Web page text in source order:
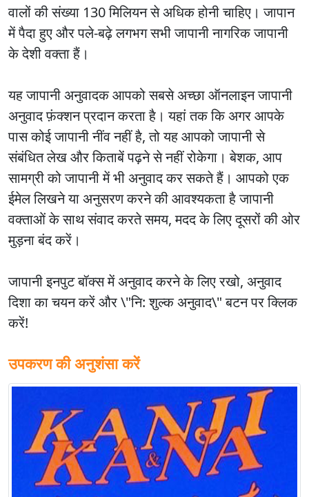
वालों की संख्या 130 मिलियन से अधिक होनी चाहिए। जापान
में पैदा हुए और पले-बढ़े लगभग सभी जापानी नागरिक जापानी
के देशी वक्ता हैं।
यहजापानी अनुवादक आपको सबसे अच्छा ऑनलाइन जापानी
अनुवाद फ़ंक्शन प्रदान करता है। यहां तक कि अगर आपके
पास कोई जापानी नींव नहीं है, तो यह आपको जापानी से
संबंधित लेख और किताबें पढ़ने से नहीं रोकेगा। बेशक, आप
सामग्री को जापानी में भी अनुवाद कर सकते हैं। आपको एक
ईमेल लिखने या अनुसरण करने की आवश्यकता है जापानी
वक्ताओं के साथ संवाद करते समय, मदद के लिए दूसरों की ओर
मुड़ना बंद करें।
जापानीइनपुट बॉक्स में अनुवाद करने के लिए रखो, अनुवाद
दिशा का चयन करें और \"नि: शुल्क अनुवाद\" बटन पर क्लिक
करें!
उपकरण की अनुशंसा करें